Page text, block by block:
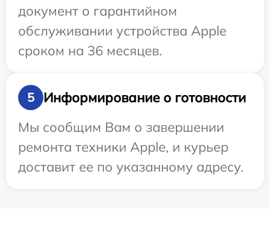
документ о гарантийном
обслуживании устройства Apple
сроком на 36 месяцев.
5
Информирование о готовности
Мы сообщим Вам о завершении
ремонта техники Apple, и курьер
доставит ее по указанному адресу.